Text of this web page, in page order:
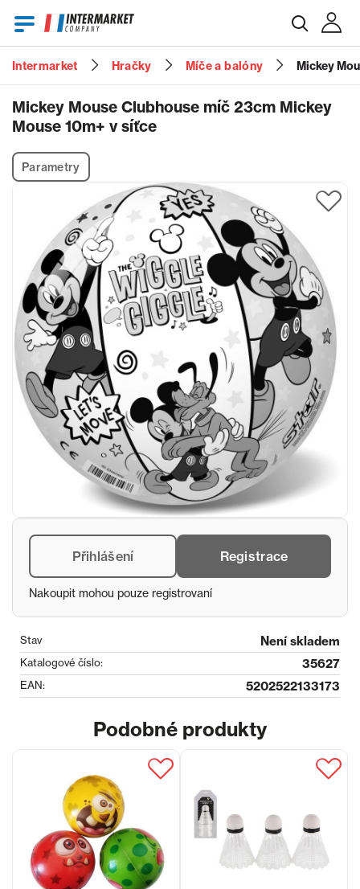
Heslo
Zapomenuté heslo?
Intermarket Hračky Míče a balóny Mickey
Mickey Mouse Clubhouse míč 23cm Mickey
Mouse 10m+ v síťce
Parametry
Přihlášení Registrace
Nakoupit mohou pouze registrovaní
Stav Není skladem
Katalogové číslo: 35627
EAN: 5202522133173
Podobné produkty